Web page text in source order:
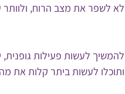
לא לשפר את מצב הרוח, ולוותר
להמשיך לעשות פעילות
ותוכלו לעשות ביתר קלות את